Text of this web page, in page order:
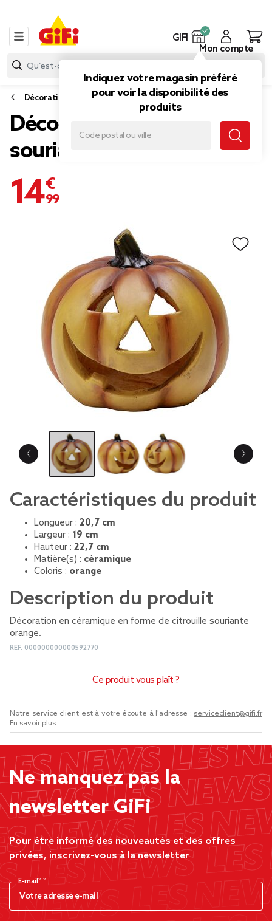
GIFI
Indiquez votre magasin préféré
pour voir la disponibilité des
produits
Mon compte
Décoration de fête
Déco Halloween citrouille
souriante à poser orange
14,99 €
Caractéristiques du produit
Longueur : 20,7 cm
Largeur : 19 cm
Hauteur : 22,7 cm
Matière(s) : céramique
Coloris : orange
Description du produit
Décoration en céramique en forme de citrouille souriante
orange.
REF. 000000000000592770
Ce produit vous plaît ?
Notre service client est à votre écoute à l'adresse : serviceclient@gifi.fr
En savoir plus...
Ne manquez pas la
newsletter GiFi
Pour être informé des nouveautés et des offres
privées, inscrivez-vous à la newsletter
E-mail*